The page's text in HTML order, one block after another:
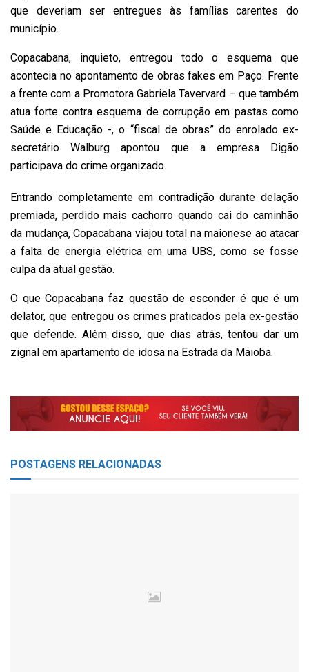
que deveriam ser entregues às famílias carentes do
município.
Copacabana, inquieto, entregou todo o esquema que
acontecia no apontamento de obras fakes em Paço. Frente
a frente com a Promotora Gabriela Tavervard – que também
atua forte contra esquema de corrupção em pastas como
Saúde e Educação -, o “fiscal de obras” do enrolado ex-
secretário Walburg apontou que a empresa Digão
participava do crime organizado.
Entrando completamente em contradição durante delação
premiada, perdido mais cachorro quando cai do caminhão
da mudança, Copacabana viajou total na maionese ao atacar
a falta de energia elétrica em uma UBS, como se fosse
culpa da atual gestão.
O que Copacabana faz questão de esconder é que é um
delator, que entregou os crimes praticados pela ex-gestão
que defende. Além disso, que dias atrás, tentou dar um
zignal em apartamento de idosa na Estrada da Maioba.
POSTAGENS RELACIONADAS